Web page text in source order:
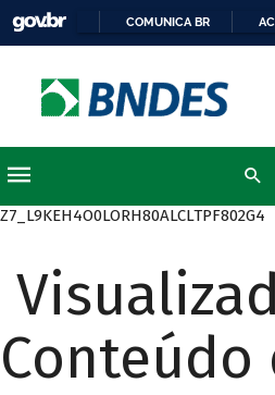
COMUNICA BR
Z7_L9KEH4O0LORH80ALCLTPF802G4
Conteúdo